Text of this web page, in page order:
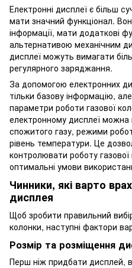
Електронні дисплеї є більш
мати значний функціонал.
інформації, мати додаткові
альтернативою механічним
дисплеї можуть вимагати
регулярного заряджання.
За допомогою електронних
тільки базову інформацію,
параметри роботи газової
електронному дисплеї можна
спожитого газу, режими
рівень температури. Це
контролювати роботу
оптимальні умови
Чинники, які варто
дисплея
Щоб зробити правильний
колонки, наступні фактори
Розмір та розміщення
Перш ніж придбати дисплей,